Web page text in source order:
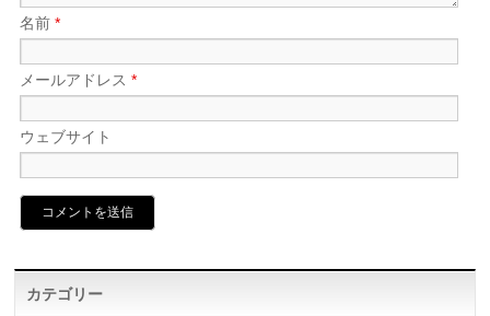
名前*
メールアドレス*
ウェブサイト
カテゴリー